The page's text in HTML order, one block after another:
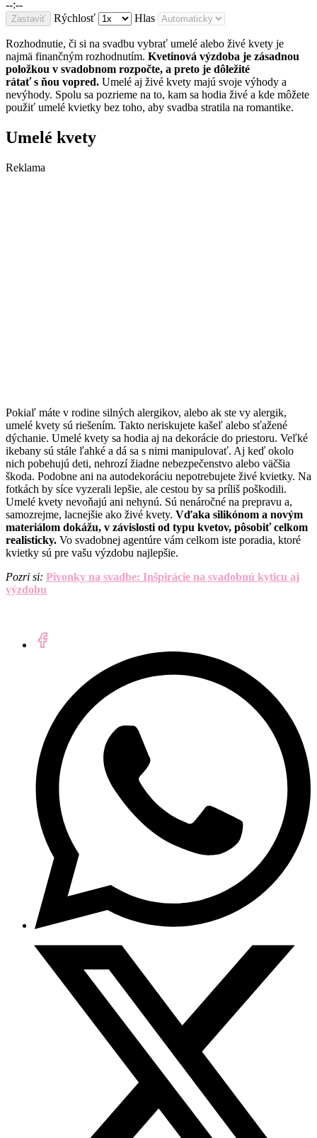
--:--
Zastaviť Rýchlosť Hlas
Rozhodnutie, či si na svadbu vybrať umelé alebo živé kvety je
najmä finančným rozhodnutím. Kvetinová výzdoba je zásadnou
položkou v svadobnom rozpočte, a preto je dôležité
rátať s ňou vopred. Umelé aj živé kvety majú svoje výhody a
nevýhody. Spolu sa pozrieme na to, kam sa hodia živé a kde môžete
použiť umelé kvietky bez toho, aby svadba stratila na romantike.
Umelé kvety
Reklama
Pokiaľ máte v rodine silných alergikov, alebo ak ste vy alergik,
umelé kvety sú riešením. Takto neriskujete kašeľ alebo sťažené
dýchanie. Umelé kvety sa hodia aj na dekorácie do priestoru. Veľké
ikebany sú stále ľahké a dá sa s nimi manipulovať. Aj keď okolo
nich pobehujú deti, nehrozí žiadne nebezpečenstvo alebo väčšia
škoda. Podobne ani na autodekoráciu nepotrebujete živé kvietky. Na
fotkách by síce vyzerali lepšie, ale cestou by sa príliš poškodili.
Umelé kvety nevoňajú ani nehynú. Sú nenáročné na prepravu a,
samozrejme, lacnejšie ako živé kvety. Vďaka silikónom a novým
materiálom dokážu, v závislosti od typu kvetov, pôsobiť celkom
realisticky. Vo svadobnej agentúre vám celkom iste poradia, ktoré
kvietky sú pre vašu výzdobu najlepšie.
Pozri si: Pivonky na svadbe: Inšpirácie na svadobnú kyticu aj
výzdobu